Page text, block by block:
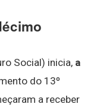
Social) inicia, a
do 13º
a receber